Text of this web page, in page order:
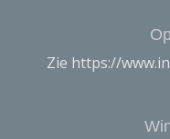
Zie https://